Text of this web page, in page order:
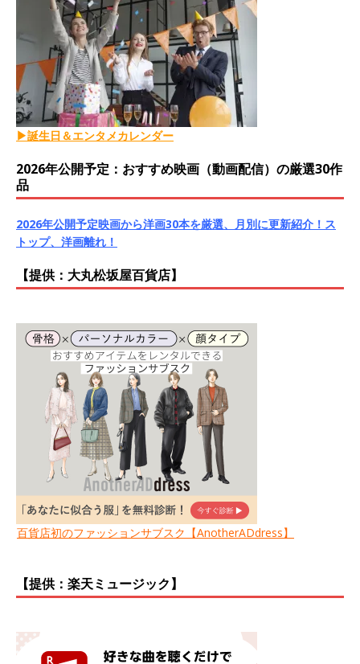
▶誕生日＆エンタメカレンダー
2026年公開予定：おすすめ映画（動画配信）の厳選30作
品
2026年公開予定映画から洋画30本を厳選、月別に更新紹介！ス
トップ、洋画離れ！
【提供：大丸松坂屋百貨店】
百貨店初のファッションサブスク【AnotherADdress】
【提供：楽天ミュージック】